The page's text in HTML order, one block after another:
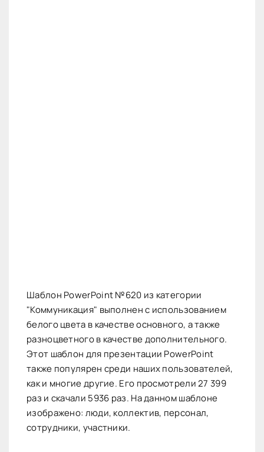
Шаблон PowerPoint №620 из категории
"Коммуникация" выполнен с использованием
белого цвета в качестве основного, а также
разноцветного в качестве дополнительного.
Этот шаблон для презентации PowerPoint
также популярен среди наших пользователей,
как и многие другие. Его просмотрели 27 399
раз и скачали 5936 раз. На данном шаблоне
изображено: люди, коллектив, персонал,
сотрудники, участники.